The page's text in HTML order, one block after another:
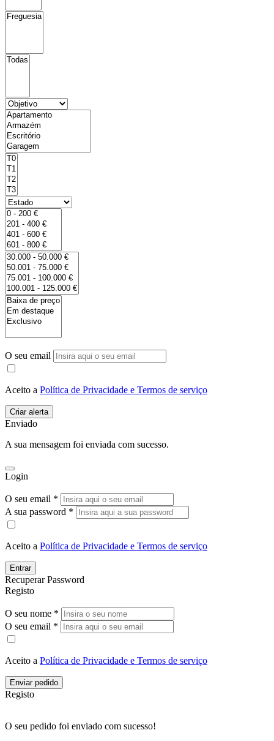
O seu email
Aceito a Política de Privacidade e Termos de serviço
Enviado
A sua mensagem foi enviada com sucesso.
Login
O seu email *
A sua password *
Aceito a Política de Privacidade e Termos de serviço
Entrar
Recuperar Password
Registo
O seu nome *
O seu email *
Aceito a Política de Privacidade e Termos de serviço
Enviar pedido
Registo
O seu pedido foi enviado com sucesso!